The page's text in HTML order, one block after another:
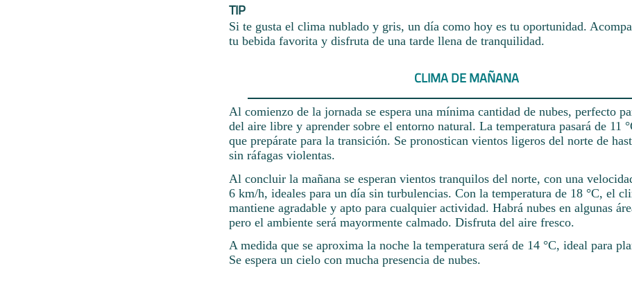
TIP
Si te gusta el clima nublado y gris, un día como hoy es tu oportunidad.
tu bebida favorita y disfruta de una tarde llena de tranquilidad.
CLIMA DE MAÑANA
Al comienzo de la jornada se espera una mínima cantidad de nubes, perfecto
del aire libre y aprender sobre el entorno natural. La temperatura pasará de 11
que prepárate para la transición. Se pronostican vientos ligeros del norte de
sin ráfagas violentas.
Al concluir la mañana se esperan vientos tranquilos del norte, con una
6 km/h, ideales para un día sin turbulencias. Con la temperatura de 18 °C, el
mantiene agradable y apto para cualquier actividad. Habrá nubes en algunas
pero el ambiente será mayormente calmado. Disfruta del aire fresco.
A medida que se aproxima la noche la temperatura será de 14 °C, ideal para
Se espera un cielo con mucha presencia de nubes.